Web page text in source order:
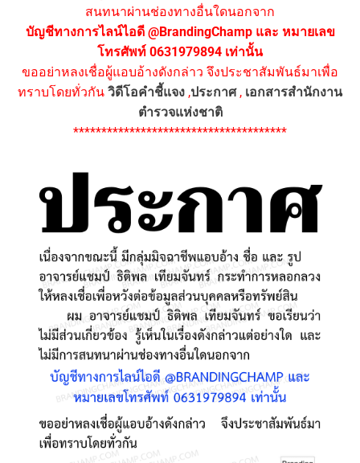
สนทนาผ่านช่องทางอื่นใดนอกจาก
บัญชีทางการไลน์ไอดี @BrandingChamp และ หมายเลข
โทรศัพท์ 0631979894 เท่านั้น
ขออย่าหลงเชื่อผู้แอบอ้างดังกล่าว จึงประชาสัมพันธ์มาเพื่อ
ทราบโดยทั่วกัน วิดีโอคำชี้แจง ,ประกาศ, เอกสารสำนักงาน
ตำรวจแห่งชาติ
**************************************